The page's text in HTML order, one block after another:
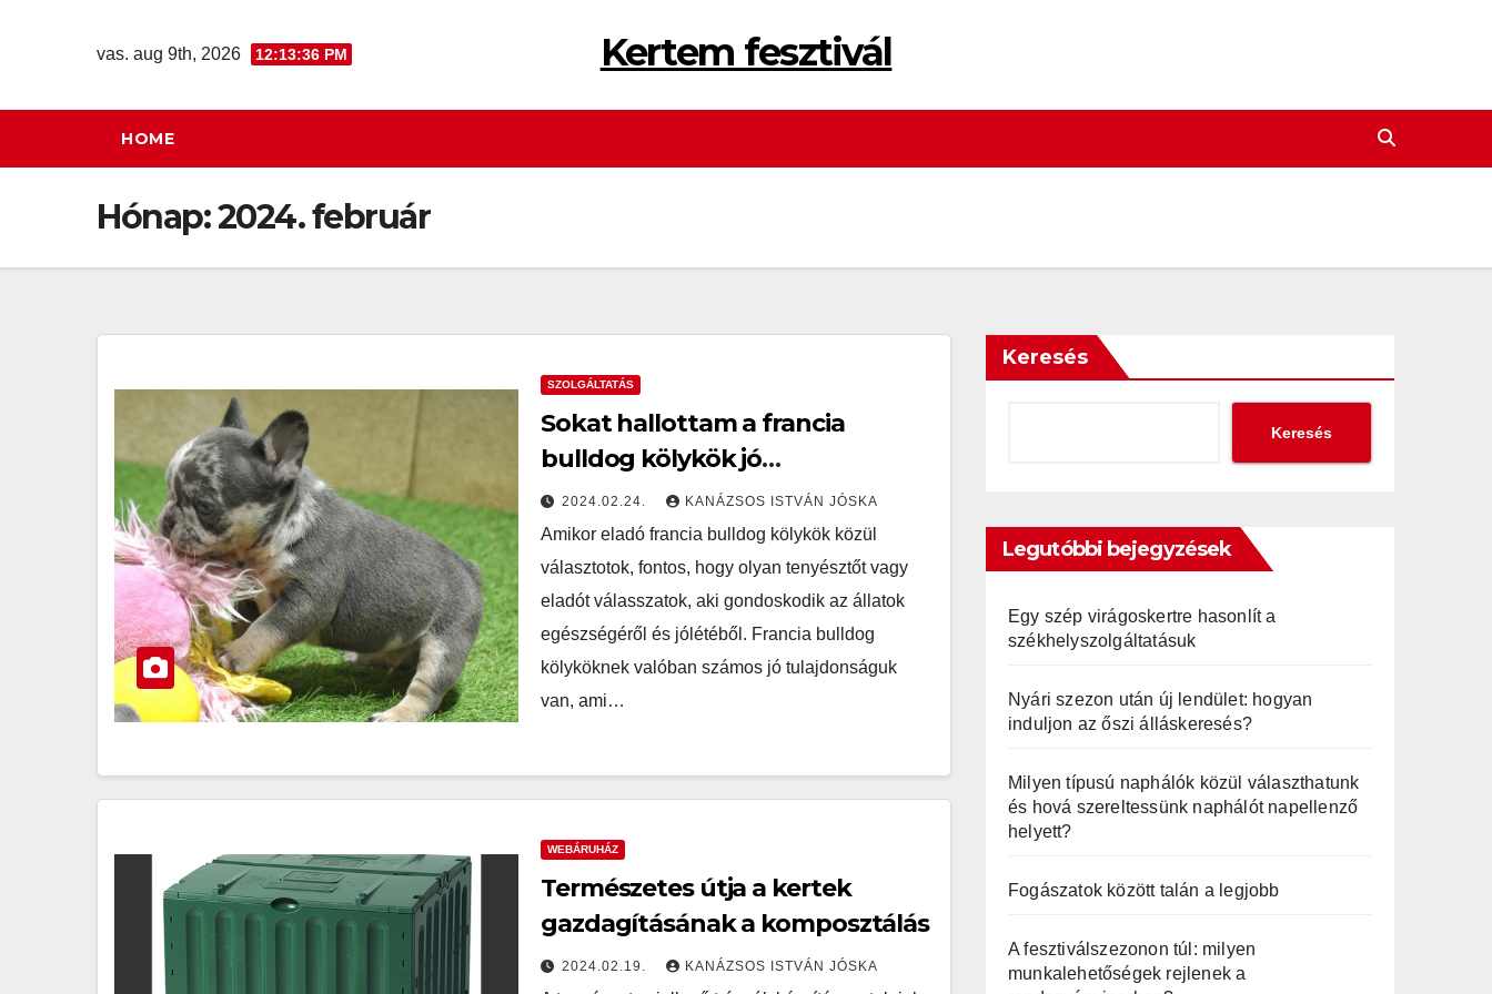
vas. aug 9th, 2026 12:13:37 PM Kertem fesztivál
HOME
Hónap:2024. február
SZOLGÁLTATÁS
Sokat hallottam a francia
bulldog kölykök jó
tulajdonságairól, miért érdemes
az eladó kölykök közül
választani?
2024.02.24. KANÁZSOS ISTVÁN JÓSKA
Amikor eladó francia bulldog kölykök közül
választotok, fontos, hogy olyan tenyésztőt vagy
eladót válasszatok, aki gondoskodik az állatok
egészségéről és jólétéből. Francia bulldog
kölyköknek valóban számos jó tulajdonságuk
van, ami…
WEBÁRUHÁZ
Természetes útja a kertek
gazdagításának a komposztálás
2024.02.19. KANÁZSOS ISTVÁN JÓSKA
Keresés
Keresés
Legutóbbi bejegyzések
Egy szép virágoskertre hasonlít a
székhelyszolgáltatásuk
Nyári szezon után új lendület: hogyan
induljon az őszi álláskeresés?
Milyen típusú naphálók közül választhatunk
és hová szereltessünk naphálót napellenző
helyett?
Fogászatok között talán a legjobb
A fesztiválszezonon túl: milyen
munkalehetőségek rejlenek a